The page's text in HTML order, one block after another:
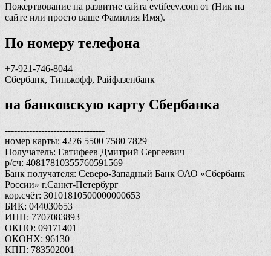
Пожертвование на развитие сайта evtifeev.com от (Ник на
сайте или просто ваше Фамилия Имя).
По номеру телефона
+7-921-746-8044
Сбербанк, Тинькофф, Райфазенбанк
на банковскую карту Сбербанка
---------------------------------
номер карты: 4276 5500 7580 7829
Получатель: Евтифеев Дмитрий Сергеевич
р/сч: 40817810355760591569
Банк получателя: Северо-Западный Банк ОАО «Сбербанк
России» г.Санкт-Петербург
кор.счёт: 30101810500000000653
БИК: 044030653
ИНН: 7707083893
ОКПО: 09171401
ОКОНХ: 96130
КПП: 783502001